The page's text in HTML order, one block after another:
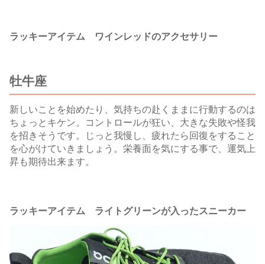
ラッキーアイテム ワインレッドのアクセサリー
牡牛座
新しいことを始めたり、気持ちの赴くままに行動するのは
ちょっとキケン。コントロールが狂い、大きな失敗や怪我
を招きそうです。じっと我慢し、疲れたら回復をすること
を心がけていきましょう。栄養面を気にする事で、運気上
昇も期待出来ます。
ラッキーアイテム ライトグリーンが入ったスニーカー